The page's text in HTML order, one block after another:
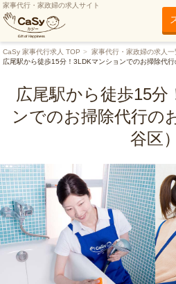
家事代行・家政婦の求人サイト
CaSy 家事代行求人 TOP 家事代行・家政婦の求人一
広尾駅から徒歩15分！3LDKマンションでのお掃除代行
広尾駅から徒歩15分
ンでのお掃除代行の
谷区）